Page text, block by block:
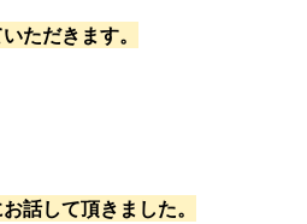
ただきます。
話して頂きました。